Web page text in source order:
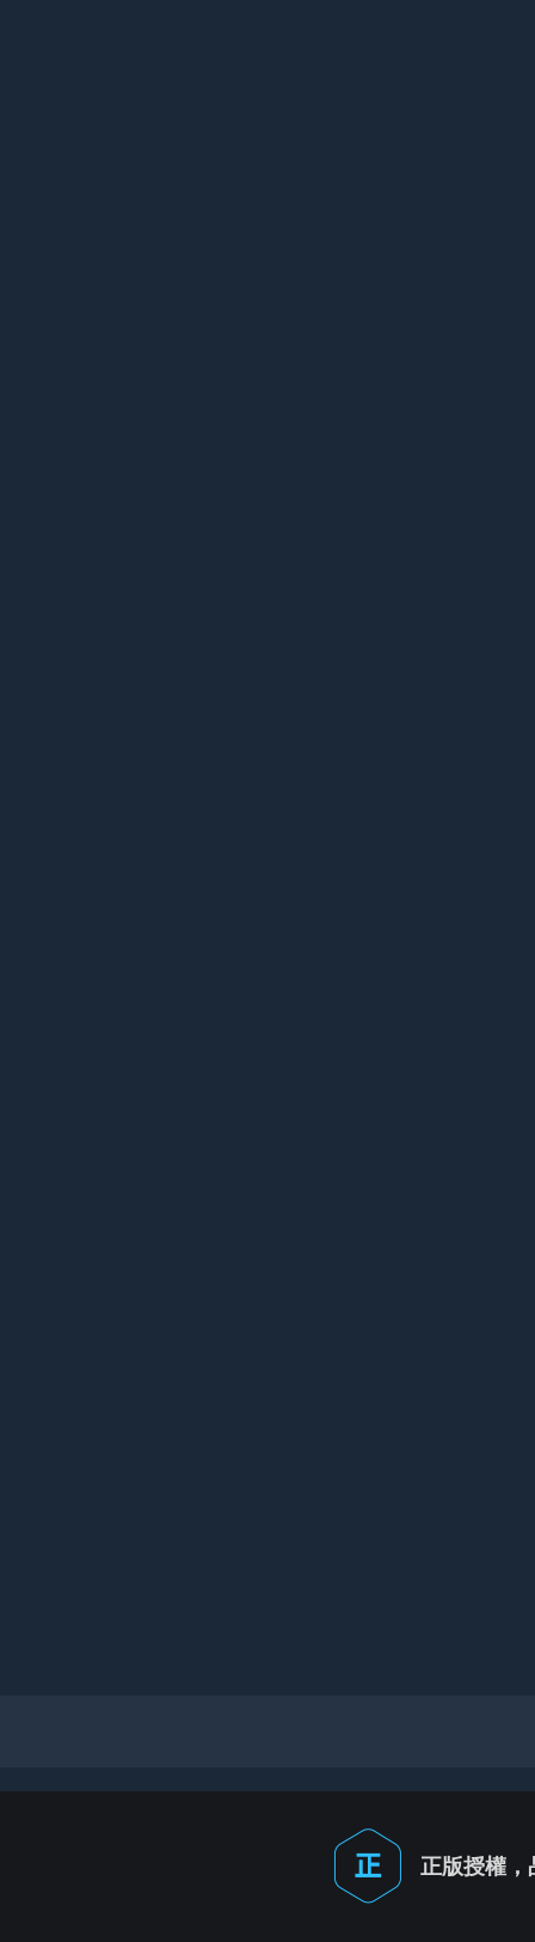
正版授權，